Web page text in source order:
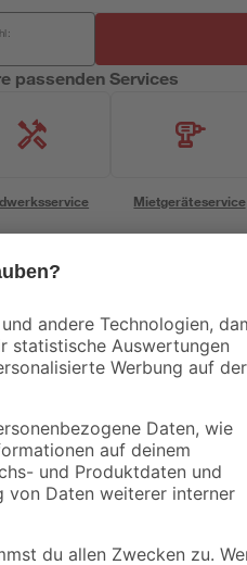
passenden Services
Mietgeräteservice
Akku-Bohrschrauber